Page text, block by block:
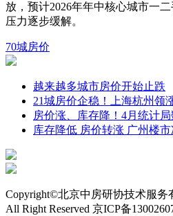
放，预计2026年年中核心城市一
压力逐步缓解。
70城房价
越来越多城市房价开始止跌
21城房价企稳！上海杭州领
房价涨、库存降！4月统计
库存降低 房价转涨 广州楼
Copyright©北京中房研协技术服务
All Right Reserved 京ICP备